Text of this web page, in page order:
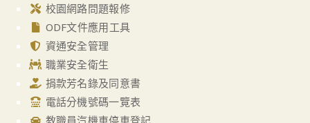
校園網路問題報修
ODF文件應用工具
資通安全管理
職業安全衛生
捐款芳名錄及同意書
電話分機號碼一覽表
教職員汽機車停車登記